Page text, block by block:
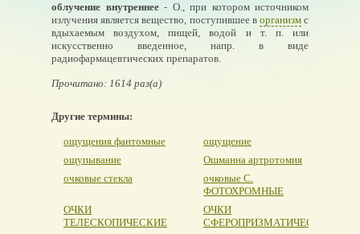
облучение внутреннее- О., при котором источником
излучения является вещество, поступившее в организмс
вдыхаемым воздухом, пищей, водой и т. п. или
искусственно введенное, напр. в виде
радиофармацевтических препаратов.
Прочитано: 1614 раз(а)
Другие термины:
ощущения фантомные
ощущение
ощупывание
Ошманна артротомия
очковые стекла
очковые С.
ФОТОХРОМНЫЕ
ОЧКИ
ТЕЛЕСКОПИЧЕСКИЕ
ОЧКИ
СФЕРОПРИЗМАТИЧЕСКИЕ